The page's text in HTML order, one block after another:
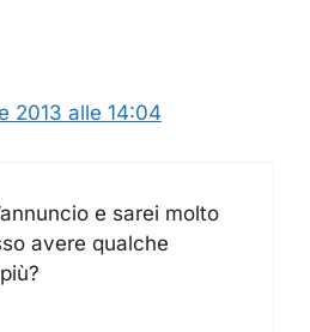
2013 alle 14:04
e sarei molto
avere qualche